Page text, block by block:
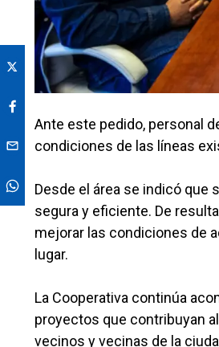
Ante este pedido, personal
condiciones de las líneas
Desde el área se indicó que
segura y eficiente. De
mejorar las condiciones de
lugar.
La Cooperativa continúa
proyectos que contribuyan
vecinos y vecinas de la